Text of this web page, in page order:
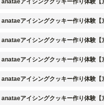
anataeアイシングクッキー作り体験【
anataeアイシングクッキー作り体験【
anataeアイシングクッキー作り体験【
anataeアイシングクッキー作り体験【
anataeアイシングクッキー作り体験【
anataeアイシングクッキー作り体験【